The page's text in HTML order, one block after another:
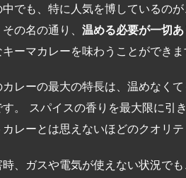
中でも、特に人気を博しているの
の名の通り、 温める必要が一切
キーマカレーを味わうことができま
カレーの最大の特長は、温めなく
す。 スパイスの香りを最大限に引
カレーとは思えないほどのクオリテ
時、ガスや電気が使えない状況で